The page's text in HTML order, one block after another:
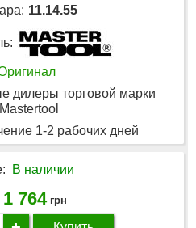
11.14.55
дилеры торговой марки
Mastertool
1-2 рабочих дней
В наличии
1 764 грн